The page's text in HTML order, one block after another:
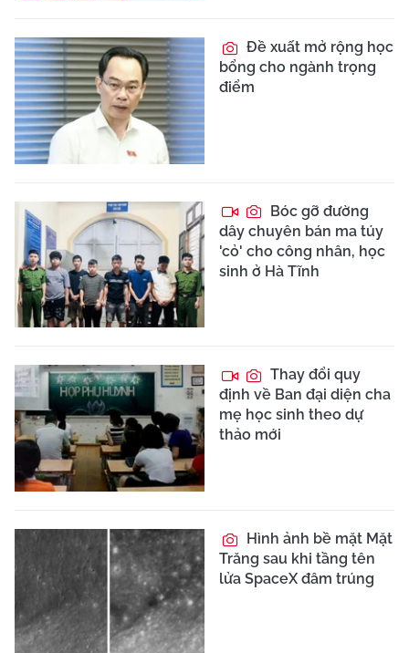
Đề xuất mở rộng học
bổng cho ngành trọng
điểm
Bóc gỡ đường
dây chuyên bán ma túy
'cỏ' cho công nhân, học
sinh ở Hà Tĩnh
Thay đổi quy
định về Ban đại diện cha
mẹ học sinh theo dự
thảo mới
Hình ảnh bề mặt Mặt
Trăng sau khi tầng tên
lửa SpaceX đâm trúng